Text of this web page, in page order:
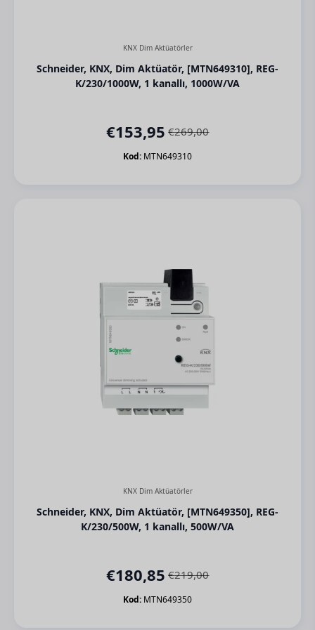
KNX Dim Aktüatörler
Schneider, KNX, Dim Aktüatör, [MTN649310], REG-
K/230/1000W, 1 kanallı, 1000W/VA
€269,00
Orijinal
fiyat:
€153,95Şu
andaki
Kod: MTN649310
KNX Dim Aktüatörler
Schneider, KNX, Dim Aktüatör, [MTN649350], REG-
K/230/500W, 1 kanallı, 500W/VA
€219,00
Orijinal
fiyat:
€180,85Şu
andaki
Kod: MTN649350